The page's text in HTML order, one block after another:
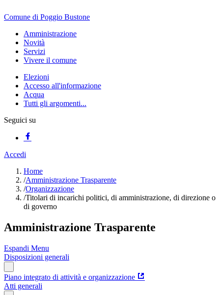
Comune di Poggio Bustone
Amministrazione
Novità
Servizi
Vivere il comune
Elezioni
Accesso all'informazione
Acqua
Tutti gli argomenti...
Seguici su
Accedi
Home
/Amministrazione Trasparente
/Organizzazione
/Titolari di incarichi politici, di amministrazione, di direzione o
di governo
Amministrazione Trasparente
Espandi Menu
Disposizioni generali
Piano integrato di attività e organizzazione
Atti generali